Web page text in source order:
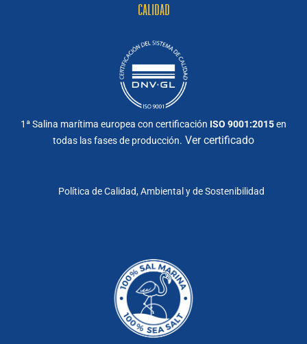
CALIDAD
1ª Salina marítima europea con certificación ISO 9001:2015en
todas las fases de producción. Ver certificado
Política de Calidad, Ambiental y de Sostenibilidad